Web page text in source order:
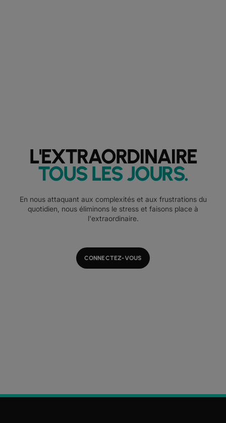
L'EXTRAORDINAIRE
TOUS LES JOURS.
En nous attaquant aux complexités et aux frustrations du
quotidien, nous éliminons le stress et faisons place à
l'extraordinaire.
CONNECTEZ-VOUS